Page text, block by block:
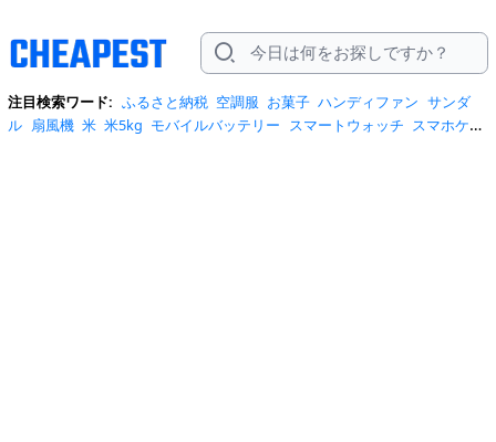
注目検索ワード: ふるさと納税 空調服 お菓子 ハンディファン サンダ
ル 扇風機 米 米5kg モバイルバッテリー スマートウォッチ スマホケー